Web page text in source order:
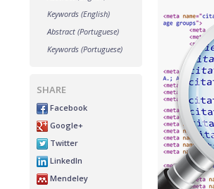
Keywords (English)
Abstract (Portuguese)
Keywords (Portuguese)
SHARE
Facebook
Google+
Twitter
LinkedIn
Mendeley